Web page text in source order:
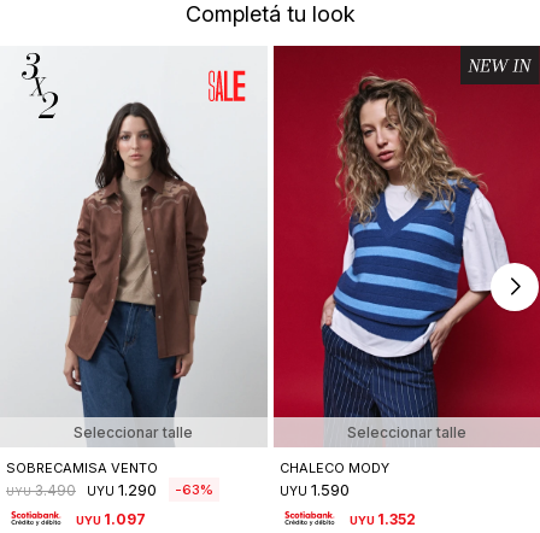
Completá tu look
Seleccionar talle
SOBRECAMISA VENTO
UYU 3.490 UYU 1.290 63
UYU 1.097
Seleccionar talle
CHALECO MODY
UYU 1.590
UYU 1.352